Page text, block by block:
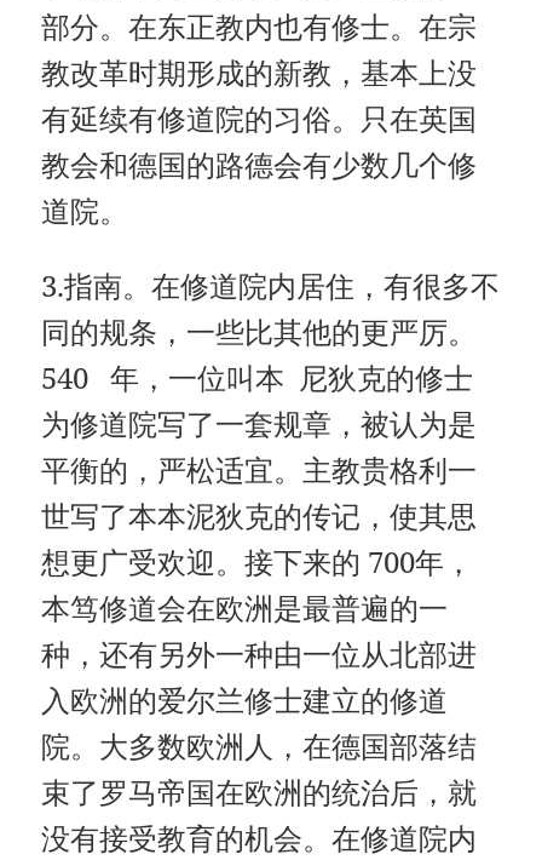
部分。在东正教内也有修士。在宗
教改革时期形成的新教，基本上没
有延续有修道院的习俗。只在英国
教会和德国的路德会有少数几个修
道院。
3.指南。在修道院内居住，有很多不
同的规条，一些比其他的更严厉。
540 年，一位叫本 尼狄克的修士
为修道院写了一套规章，被认为是
平衡的，严松适宜。主教贵格利一
世写了本本泥狄克的传记，使其思
想更广受欢迎。接下来的 700年，
本笃修道会在欧洲是最普遍的一
种，还有另外一种由一位从北部进
入欧洲的爱尔兰修士建立的修道
院。大多数欧洲人，在德国部落结
束了罗马帝国在欧洲的统治后，就
没有接受教育的机会。在修道院内